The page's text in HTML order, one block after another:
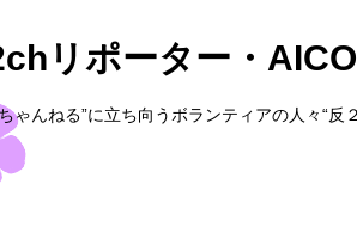
リポーター・AICO
ゃんねる”に立ち向うボランティアの人々“